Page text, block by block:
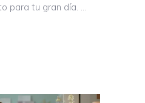
para tu gran día.